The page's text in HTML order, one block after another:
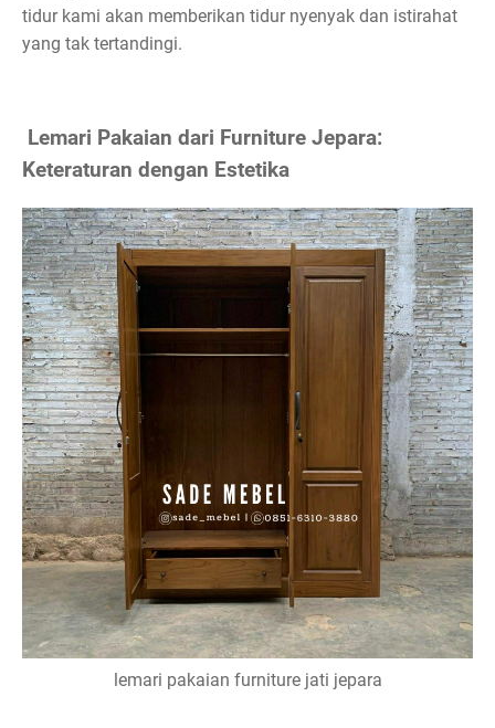
tidur kami akan memberikan tidur nyenyak dan istirahat
yang tak tertandingi.
Lemari Pakaian dari Furniture Jepara:
Keteraturan dengan Estetika
lemari pakaian furniture jati jepara